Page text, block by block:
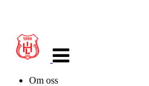
navigasjon
Om oss